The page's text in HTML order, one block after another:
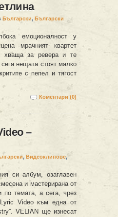
Български, Български
емоционалност у
мрачният квартет
хваща за ревера и те
нещата стоят малко
с пепел и тягост
Коментари (0)
–
, Видеоклипове,
си албум, озаглавен
и мастерирана от
по темата, а сега, чрез
Video към една от
VELIAN ще изнесат